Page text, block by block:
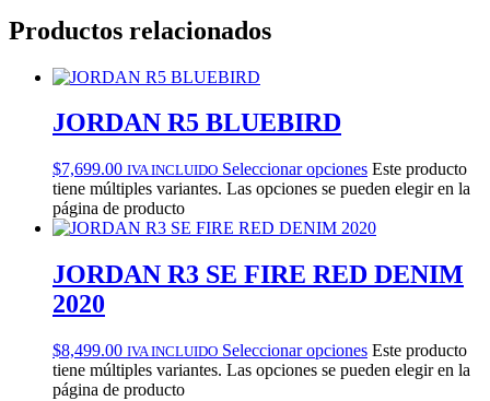
Productos relacionados
JORDAN R5 BLUEBIRD
$7,699.00 IVA INCLUIDO Seleccionar opciones Este producto
tiene múltiples variantes. Las opciones se pueden elegir en la
página de producto
JORDAN R3 SE FIRE RED DENIM
2020
$8,499.00 IVA INCLUIDO Seleccionar opciones Este producto
tiene múltiples variantes. Las opciones se pueden elegir en la
página de producto